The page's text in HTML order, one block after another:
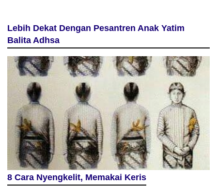
Lebih Dekat Dengan Pesantren Anak Yatim
Balita Adhsa
8 Cara Nyengkelit, Memakai Keris